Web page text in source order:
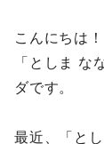
こんにちは！
「としま な
ダです。
最近、「と